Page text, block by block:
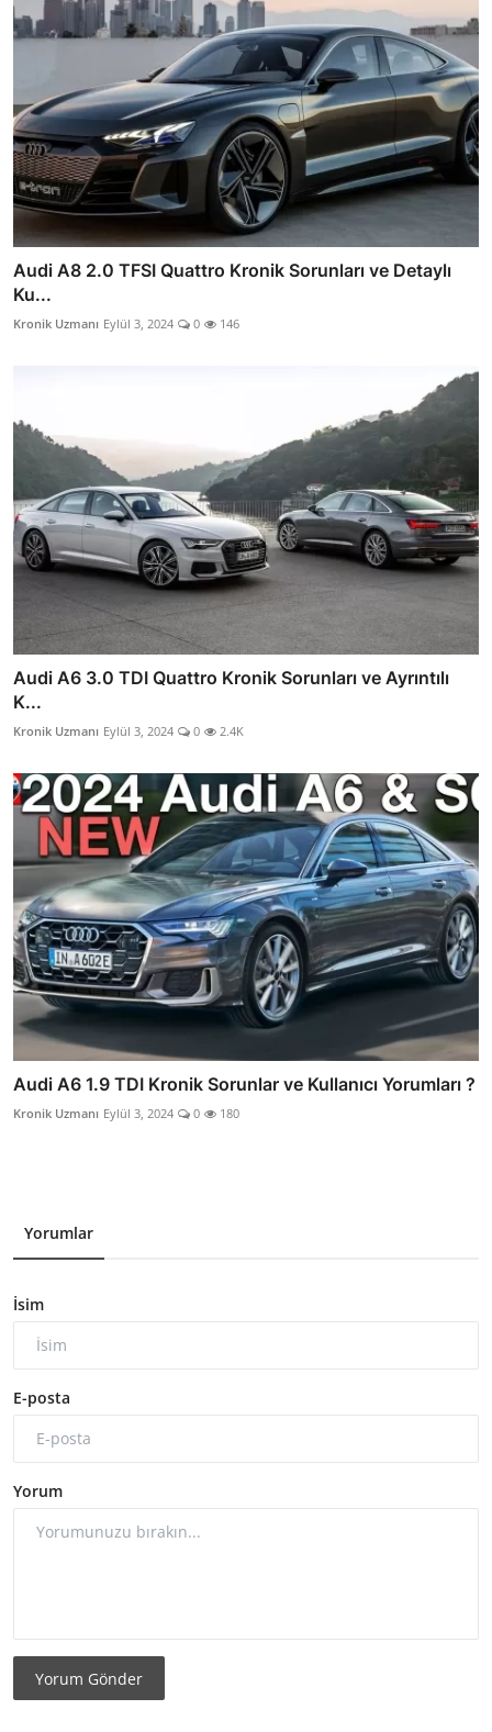
Audi A8 2.0 TFSI Quattro Kronik Sorunları ve Detaylı
Ku...
Kronik Uzmanı Eylül 3, 2024 0 146
Audi A6 3.0 TDI Quattro Kronik Sorunları ve Ayrıntılı
K...
Kronik Uzmanı Eylül 3, 2024 0 2.4K
Audi A6 1.9 TDI Kronik Sorunlar ve Kullanıcı Yorumları ?
Kronik Uzmanı Eylül 3, 2024 0 180
Yorumlar
İsim
E-posta
Yorum
Yorum Gönder